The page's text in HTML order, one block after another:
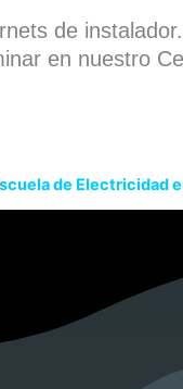
de
en nuestro
de Electricidad